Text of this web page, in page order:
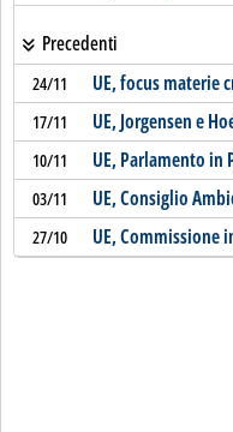
Precedenti
24/11 UE, focus materie
17/11 UE, Jorgensen e
10/11 UE, Parlamento in
03/11 UE, Consiglio
27/10 UE, Commissione